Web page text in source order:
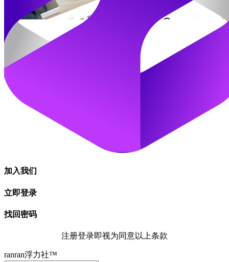
加入我们
立即登录
找回密码
注册登录即视为同意以上条款
ranran浮力社™